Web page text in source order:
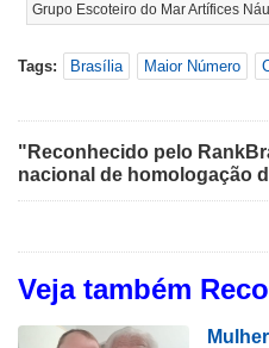
Grupo Escoteiro do Mar Artífices
Tags: Brasília Maior Número
"Reconhecido pelo
nacional de homologação
Veja também